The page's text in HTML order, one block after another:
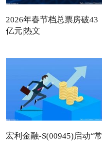
2026年春节档总票房破43
亿元|热文
宏利金融-S(00945)启动“常